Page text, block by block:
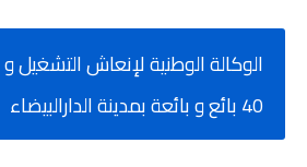
الوكالة الوطنية لإنعاش
40 بائع و بائعة بمدينة الدارالبيضاء